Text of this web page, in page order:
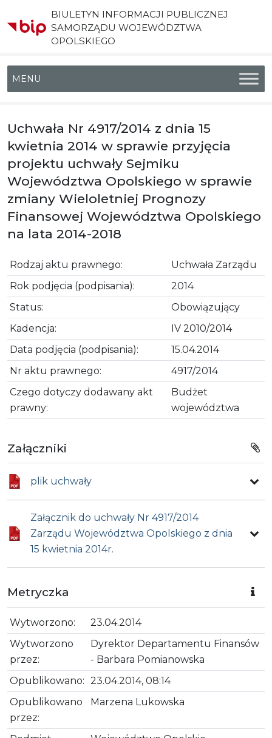
BIULETYN INFORMACJI PUBLICZNEJ
SAMORZĄDU WOJEWÓDZTWA
OPOLSKIEGO
Menu główne
Uchwała Nr 4917/2014 z dnia 15
kwietnia 2014 w sprawie przyjęcia
projektu uchwały Sejmiku
Województwa Opolskiego w sprawie
zmiany Wieloletniej Prognozy
Finansowej Województwa Opolskiego
na lata 2014-2018
Rodzaj aktu prawnego:
Uchwała Zarządu
Rok podjęcia (podpisania):
2014
Status:
Obowiązujący
Kadencja:
IV 2010/2014
Data podjęcia (podpisania):
15.04.2014
Nr aktu prawnego:
4917/2014
Czego dotyczy dodawany akt
prawny:
Budżet
województwa
Załączniki
plik uchwały
Załącznik do uchwały Nr 4917/2014
Zarządu Województwa Opolskiego z dnia
15 kwietnia 2014r.
Metryczka
Wytworzono:
23.04.2014
Wytworzono
przez:
Dyrektor Departamentu Finansów
- Barbara Pomianowska
Opublikowano: 23.04.2014, 08:14
Opublikowano
przez:
Marzena Lukowska